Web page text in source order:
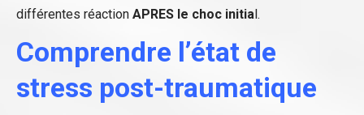
différentes réaction APRES le choc initial.
Comprendre l’état de
stress post-traumatique